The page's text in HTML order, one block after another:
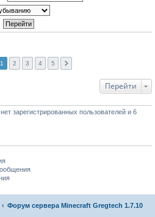
1 2 3 4 5
Перейти
зарегистрированных пользователей и 6
Форум сервера Minecraft Gregtech 1.7.10